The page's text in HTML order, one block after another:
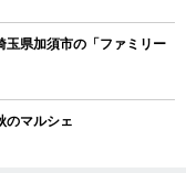
県加須市の「ファミリー
のマルシェ